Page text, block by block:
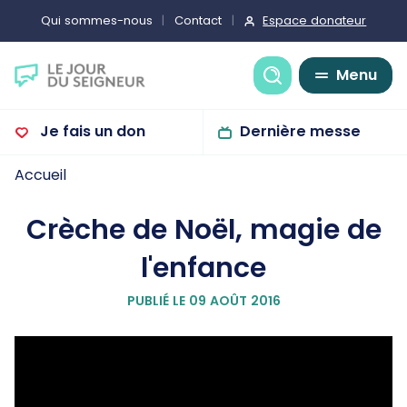
Qui sommes-nous Contact Espace donateur
Recherche
Menu
Je fais un don Dernière messe
Accueil
Crèche de Noël, magie de
l'enfance
PUBLIÉ LE 09 AOÛT 2016